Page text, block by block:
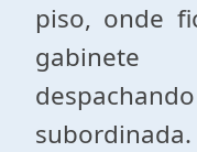
piso, onde